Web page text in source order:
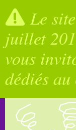
Le
juillet
vous
dédiés